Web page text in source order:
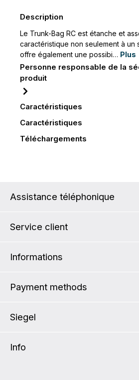
Description
Le Trunk-Bag RC est étanche et
caractéristique non seulement à un
offre également une possibi… Plus
Personne responsable de la
produit
Caractéristiques
Caractéristiques
Téléchargements
Assistance téléphonique
Service client
Informations
Payment methods
Siegel
Info